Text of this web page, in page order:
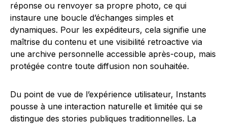
réponse ou renvoyer sa propre photo, ce qui
instaure une boucle d’échanges simples et
dynamiques. Pour les expéditeurs, cela signifie une
maîtrise du contenu et une visibilité retroactive via
une archive personnelle accessible après-coup, mais
protégée contre toute diffusion non souhaitée.
Du point de vue de l’expérience utilisateur, Instants
pousse à une interaction naturelle et limitée qui se
distingue des stories publiques traditionnelles. La